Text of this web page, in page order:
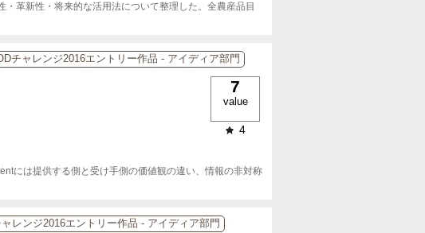
革新性・将来的な活用法について整理した。全農産品目
チャレンジ2016エントリー作品 - アイディア部門
には提供する側と受け手側の価値観の違い、情報の非対称
7
value
4
ャレンジ2016エントリー作品 - アイディア部門